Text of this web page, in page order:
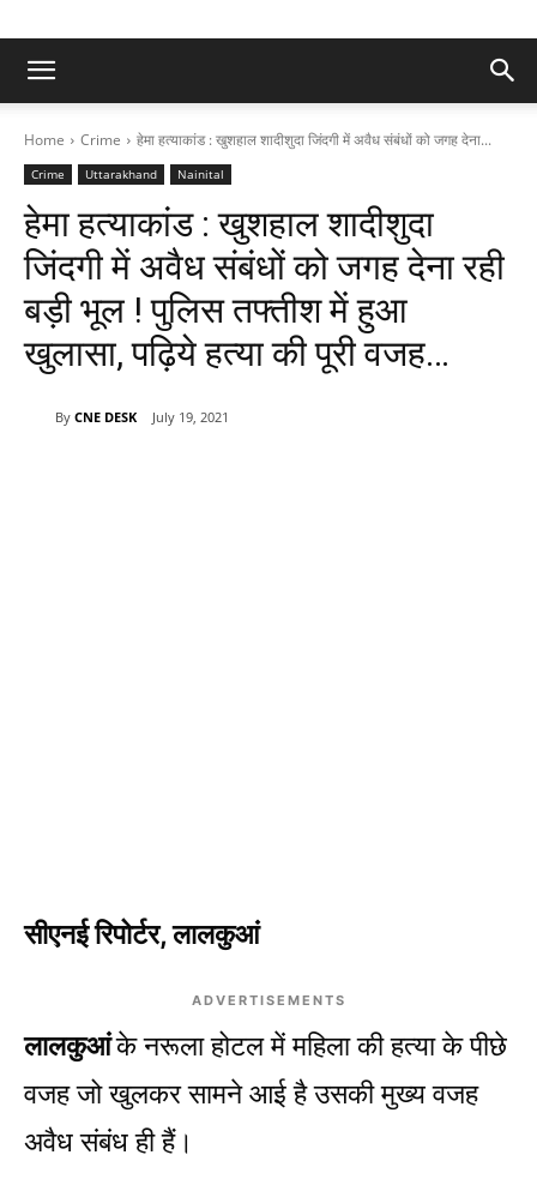
Home Crime हेमा हत्याकांड : खुशहाल शादीशुदा जिंदगी में अवैध संबंधों को जगह देना...
Crime Uttarakhand Nainital
हेमा हत्याकांड : खुशहाल शादीशुदा
जिंदगी में अवैध संबंधों को जगह देना रही
बड़ी भूल ! पुलिस तफ्तीश में हुआ
खुलासा, पढ़िये हत्या की पूरी वजह…
By CNE DESK July 19, 2021
सीएनई रिपोर्टर, लालकुआं
ADVERTISEMENTS
लालकुआंके नरूला होटल में महिला की हत्या के पीछे
वजह जो खुलकर सामने आई है उसकी मुख्य वजह
अवैध संबंध ही हैं।